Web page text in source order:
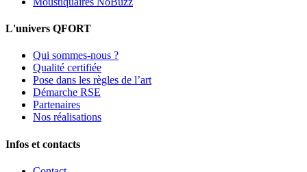
L'univers QFORT
Qui sommes-nous ?
Qualité certifiée
Pose dans les règles de l’art
Démarche RSE
Partenaires
Nos réalisations
Infos et contacts